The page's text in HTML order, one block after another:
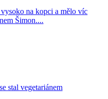
na kopci a mělo víc
Šimon....
stal vegetariánem